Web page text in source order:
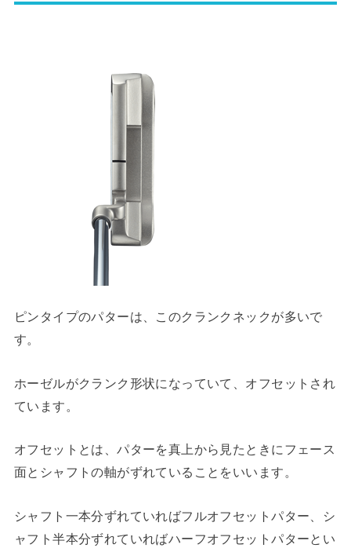
ピンタイプのパターは、このクランクネックが多いで
す。
ホーゼルがクランク形状になっていて、オフセットされ
ています。
オフセットとは、パターを真上から見たときにフェース
面とシャフトの軸がずれていることをいいます。
シャフト一本分ずれていればフルオフセットパター、シ
ャフト半本分ずれていればハーフオフセットパターとい